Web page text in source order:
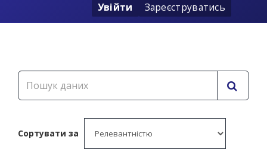
Увійти Зареєструватись
Сортувати за